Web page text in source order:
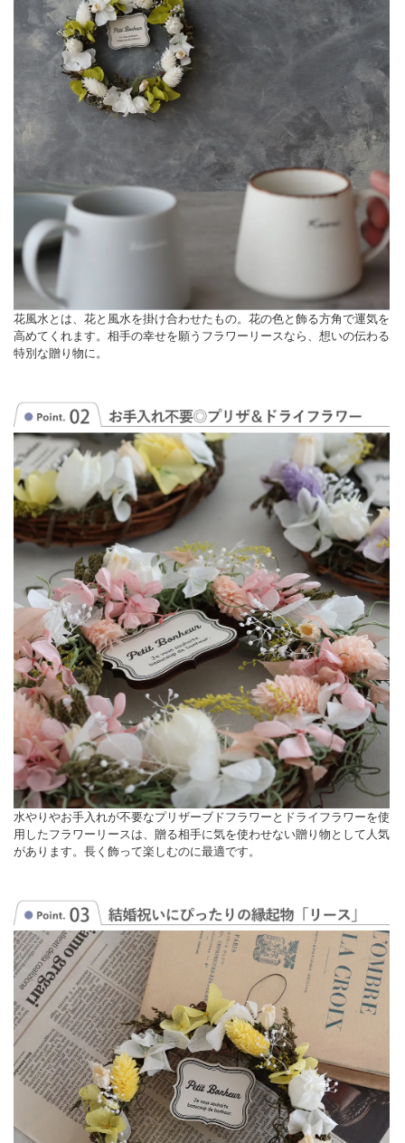
花風水とは、花と風水を掛け合わせたもの。花の色と飾る方角で運気を
高めてくれます。相手の幸せを願うフラワーリースなら、想いの伝わる
特別な贈り物に。
水やりやお手入れが不要なプリザーブドフラワーとドライフラワーを使
用したフラワーリースは、贈る相手に気を使わせない贈り物として人気
があります。長く飾って楽しむのに最適です。